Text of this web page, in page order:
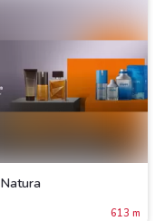
Natura
613 m